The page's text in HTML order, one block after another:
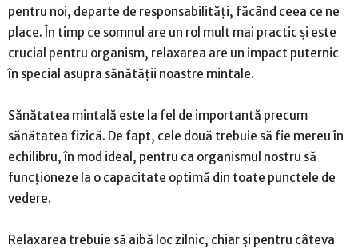
pentru noi, departe de responsabilități, făcând ceea ce ne
place. În timp ce somnul are un rol mult mai practic și este
crucial pentru organism, relaxarea are un impact puternic
în special asupra sănătății noastre mintale.
Sănătatea mintală este la fel de importantă precum
sănătatea fizică. De fapt, cele două trebuie să fie mereu în
echilibru, în mod ideal, pentru ca organismul nostru să
funcționeze la o capacitate optimă din toate punctele de
vedere.
Relaxarea trebuie să aibă loc zilnic, chiar și pentru câteva